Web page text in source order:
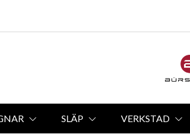
SLÄP VERKSTAD